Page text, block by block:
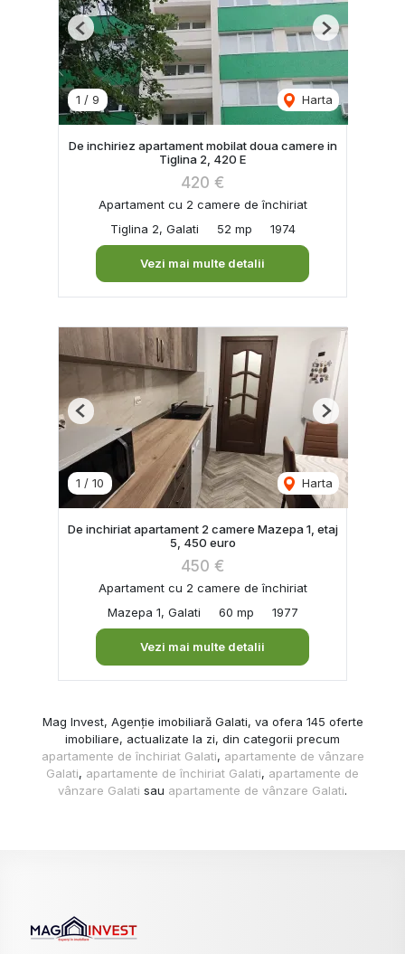
1 / 9 Harta
Previous Next
De inchiriez apartament mobilat doua camere in
Tiglina 2, 420 E
420 €
Apartament cu 2 camere de închiriat
Tiglina 2, Galati
52 mp 1974
Vezi mai multe detalii
1 / 10 Harta
Previous Next
De inchiriat apartament 2 camere Mazepa 1, etaj
5, 450 euro
450 €
Apartament cu 2 camere de închiriat
Mazepa 1, Galati
60 mp 1977
Vezi mai multe detalii
Mag Invest, Agenție imobiliară Galati, va ofera 145 oferte
imobiliare, actualizate la zi, din categorii precum
apartamente de închiriat Galati, apartamente de vânzare
Galati, apartamente de închiriat Galati, apartamente de
vânzare Galati sau apartamente de vânzare Galati.